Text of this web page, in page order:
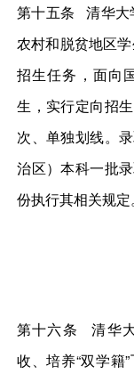
第十五条 清华大
农村和脱贫地区
招生任务，面向
生，实行定向招
次、单独划线。
治区）本科一批
份执行其相关规定。
第十六条 清华
收、培养“双学籍